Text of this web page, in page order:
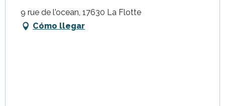
9 rue de l'ocean, 17630 La Flotte
Cómo llegar